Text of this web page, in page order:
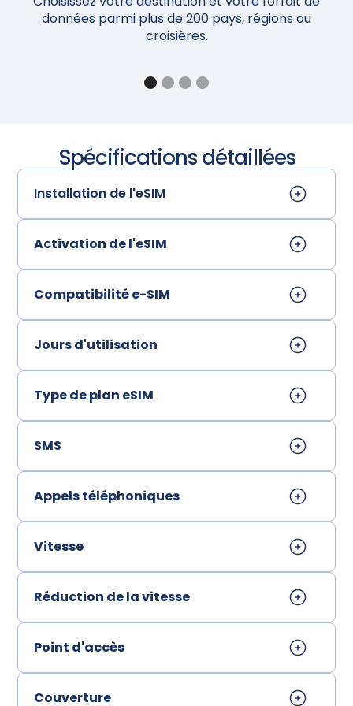
données parmi plus de 200 pays, régions ou
croisières.
Spécifications détaillées
Installation de l'eSIM
Activation de l'eSIM
Compatibilité e-SIM
Jours d'utilisation
Type de plan eSIM
SMS
Appels téléphoniques
Vitesse
Réduction de la vitesse
Point d'accès
Couverture